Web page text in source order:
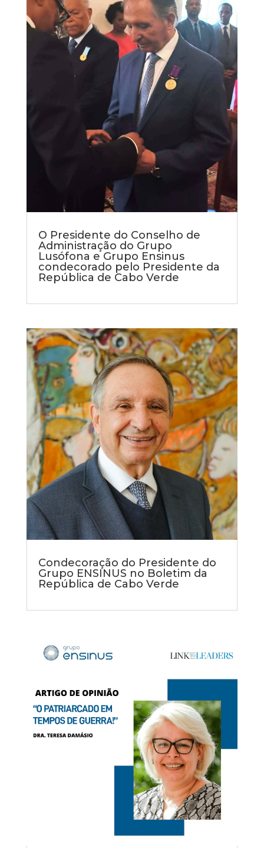
O Presidente do Conselho de
Administração do Grupo
Lusófona e Grupo Ensinus
condecorado pelo Presidente da
República de Cabo Verde
Condecoração do Presidente do
Grupo ENSINUS no Boletim da
República de Cabo Verde